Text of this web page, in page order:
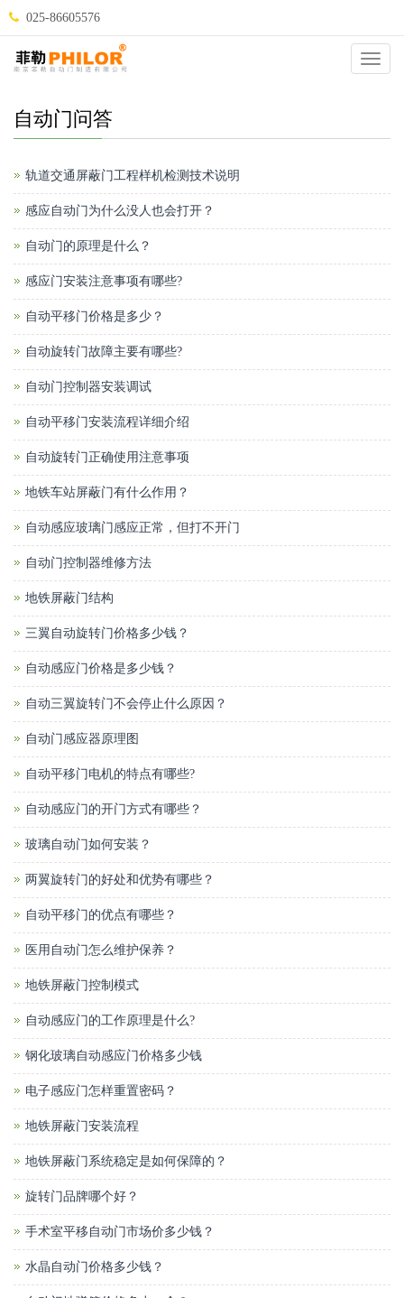
025-86605576
自动门
自动门问答
轨道交通屏蔽门工程样机检测技术说明
感应自动门为什么没人也会打开？
自动门的原理是什么？
感应门安装注意事项有哪些?
自动平移门价格是多少？
自动旋转门故障主要有哪些?
自动门控制器安装调试
自动平移门安装流程详细介绍
自动旋转门正确使用注意事项
地铁车站屏蔽门有什么作用？
自动感应玻璃门感应正常，但打不开门
自动门控制器维修方法
地铁屏蔽门结构
三翼自动旋转门价格多少钱？
自动感应门价格是多少钱？
自动三翼旋转门不会停止什么原因？
自动门感应器原理图
自动平移门电机的特点有哪些?
自动感应门的开门方式有哪些？
玻璃自动门如何安装？
两翼旋转门的好处和优势有哪些？
自动平移门的优点有哪些？
医用自动门怎么维护保养？
地铁屏蔽门控制模式
自动感应门的工作原理是什么?
钢化玻璃自动感应门价格多少钱
电子感应门怎样重置密码？
地铁屏蔽门安装流程
地铁屏蔽门系统稳定是如何保障的？
旋转门品牌哪个好？
手术室平移自动门市场价多少钱？
水晶自动门价格多少钱？